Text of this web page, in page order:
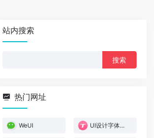
站内搜索
热门网址
WeUI UI设计字体与排版规范指南